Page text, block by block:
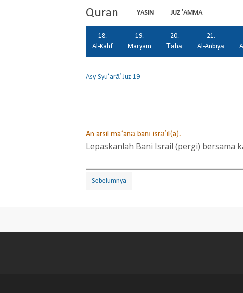
Quran YASIN
JUZ 'AMMA
18.
Al-Kahf
19.
Maryam
20.
Ṭāhā
21.
Al-Anbiyā
Asy-Syu‘arā'Juz 19
An arsil ma‘anā banī isrā'īl(a).
Lepaskanlah Bani Israil (pergi) bersama
Sebelumnya